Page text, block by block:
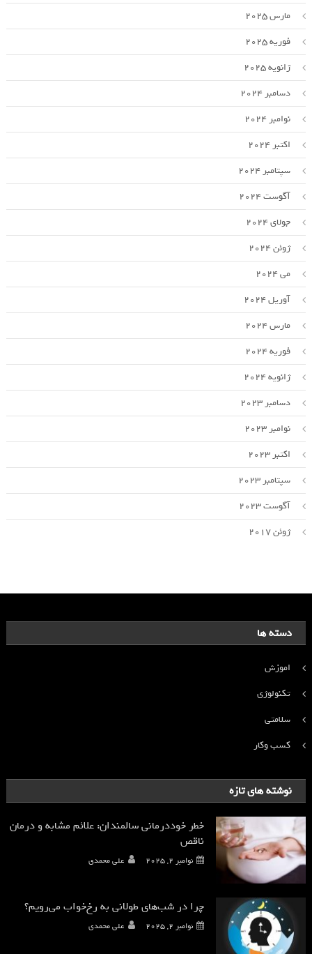
مارس 2025
فوریه 2025
ژانویه 2025
دسامبر 2024
نوامبر 2024
اکتبر 2024
سپتامبر 2024
آگوست 2024
جولای 2024
ژوئن 2024
می 2024
آوریل 2024
مارس 2024
فوریه 2024
ژانویه 2024
دسامبر 2023
نوامبر 2023
اکتبر 2023
سپتامبر 2023
آگوست 2023
ژوئن 2017
دسته ها
اموزش
تکنولوژی
سلامتی
کسب وکار
نوشته های تازه
خطر خوددرمانی سالمندان: علائم مشابه و درمان
ناقص
نوامبر 2, 2025 علی محمدی
چرا در شب‌های طولانی به رخ‌خواب می‌رویم؟
نوامبر 2, 2025 علی محمدی